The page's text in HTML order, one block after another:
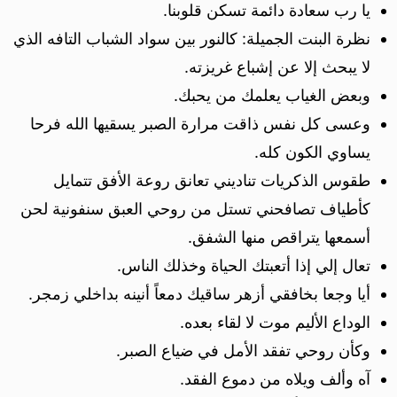
يا رب سعادة دائمة تسكن قلوبنا.
نظرة البنت الجميلة: كالنور بين سواد الشباب التافه الذي
لا يبحث إلا عن إشباع غريزته.
وبعض الغياب يعلمك من يحبك.
وعسى كل نفس ذاقت مرارة الصبر يسقيها الله فرحا
يساوي الكون كله.
طقوس الذكريات تناديني تعانق روعة الأفق تتمايل
كأطياف تصافحني تستل من روحي العبق سنفونية لحن
أسمعها يتراقص منها الشفق.
تعال إلي إذا أتعبتك الحياة وخذلك الناس.
أيا وجعا بخافقي أزهر ساقيك دمعاً أنينه بداخلي زمجر.
الوداع الأليم موت لا لقاء بعده.
وكأن روحي تفقد الأمل في ضياع الصبر.
آه وألف ويلاه من دموع الفقد.